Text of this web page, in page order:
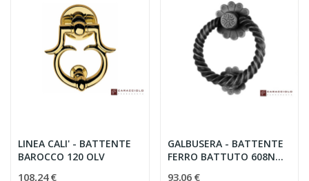
LINEA CALI' - BATTENTE
BAROCCO 120 OLV
108,24 €
GALBUSERA - BATTENTE
FERRO BATTUTO 608N
93,06 €